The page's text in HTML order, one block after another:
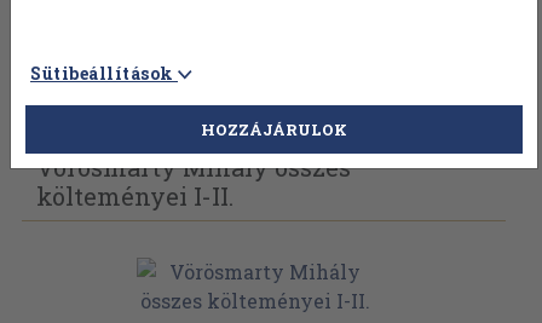
Vissza az előző oldalra Válasszon példányt
Vörösmarty Mihály összes
költeményei I-II.
Sütibeállítások
HOZZÁJÁRULOK